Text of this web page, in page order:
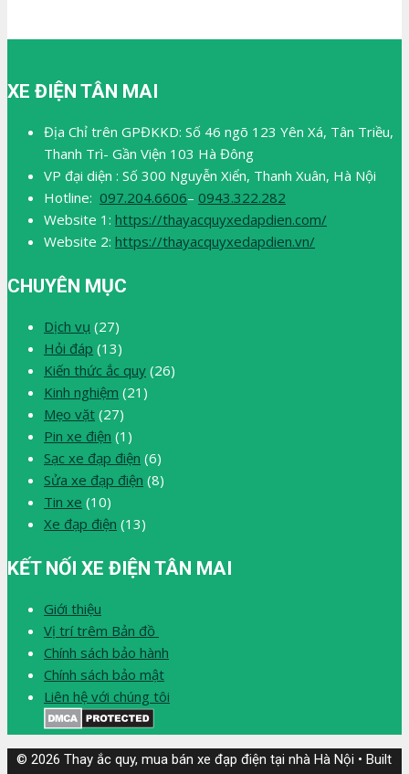
XE ĐIỆN TÂN MAI
Địa Chỉ trên GPĐKKD: Số 46 ngõ 123 Yên Xá, Tân Triều,
Thanh Trì- Gần Viện 103 Hà Đông
VP đại diện : Số 300 Nguyễn Xiển, Thanh Xuân, Hà Nội
Hotline: 097.204.6606– 0943.322.282
Website 1: https://thayacquyxedapdien.com/
Website 2: https://thayacquyxedapdien.vn/
CHUYÊN MỤC
Dịch vụ (27)
Hỏi đáp (13)
Kiến thức ắc quy (26)
Kinh nghiệm (21)
Mẹo vặt (27)
Pin xe điện (1)
Sạc xe đạp điện (6)
Sửa xe đạp điện (8)
Tin xe (10)
Xe đạp điện (13)
KẾT NỐI XE ĐIỆN TÂN MAI
Giới thiệu
Vị trí trêm Bản đồ
Chính sách bảo hành
Chính sách bảo mật
Liên hệ với chúng tôi
© 2026 Thay ắc quy, mua bán xe đạp điện tại nhà Hà Nội • Built